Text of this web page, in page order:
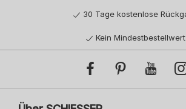
30 Tage kostenlose
Kein Mindestbestellwert